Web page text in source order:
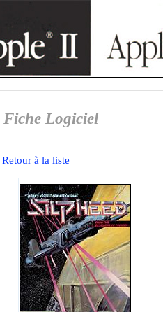
Fiche Logiciel
Retour à la liste